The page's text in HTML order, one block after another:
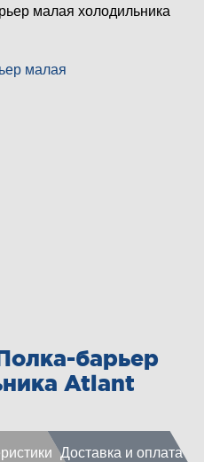
малая холодильника
барьер
Atlant
Доставка и оплата